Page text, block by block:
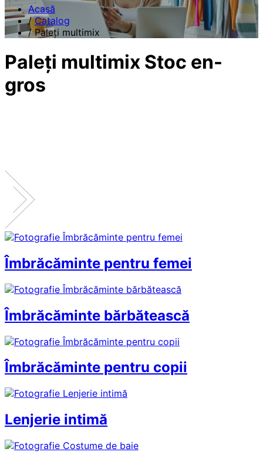
Acasă
/ Catalog
/Paleți multimix
Paleți multimix Stoc en-
gros
Îmbrăcăminte pentru femei
Îmbrăcăminte bărbătească
Îmbrăcăminte pentru copii
Lenjerie intimă